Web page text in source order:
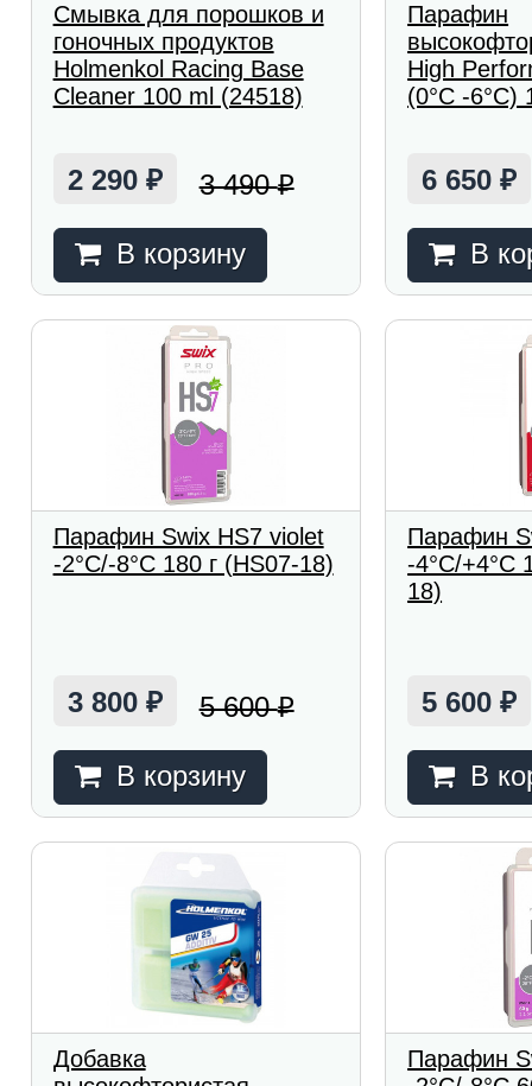
Смывка для порошков и
гоночных продуктов
Holmenkol Racing Base
Cleaner 100 ml (24518)
2 290 ₽ 3 490₽
В корзину
Парафин
High
(0°С -6°С)
6 650₽
В
Парафин Swix HS7 violet
-2°C/-8°C 180 г (HS07-18)
3 800 ₽ 5 600₽
В корзину
Парафин
-4°C/+4°C
18)
5 600₽
В
Добавка
Парафин